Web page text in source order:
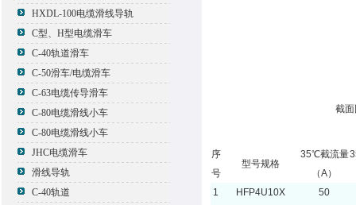
HXDL-100电缆滑线导轨
C型、H型电缆滑车
C-40轨道滑车
C-50滑车/电缆滑车
C-63电缆传导滑车
C-80电缆滑线小车
C-80电缆滑线小车
JHC电缆滑车
滑线导轨
C-40轨道
截
序
号
型号规格
35℃截流量
（A）
1 HFP4U10X
50